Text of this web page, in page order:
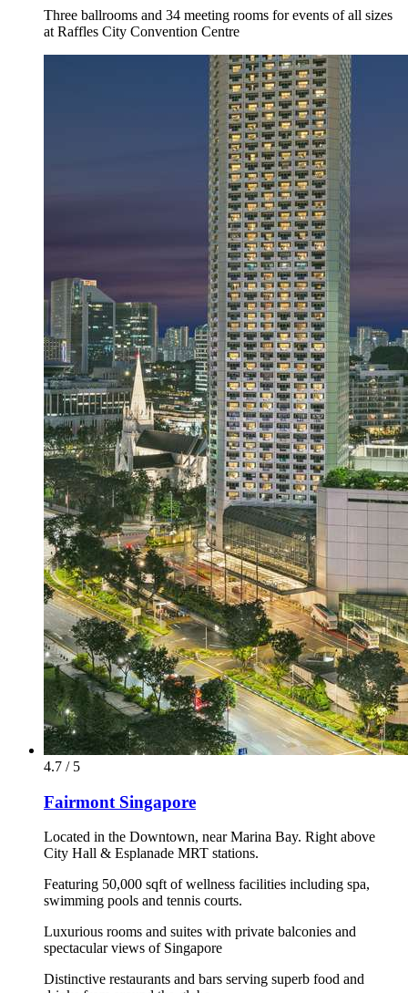
Three ballrooms and 34 meeting rooms for events of all sizes
at Raffles City Convention Centre
4.7 / 5
Fairmont Singapore
Located in the Downtown, near Marina Bay. Right above
City Hall & Esplanade MRT stations.
Featuring 50,000 sqft of wellness facilities including spa,
swimming pools and tennis courts.
Luxurious rooms and suites with private balconies and
spectacular views of Singapore
Distinctive restaurants and bars serving superb food and